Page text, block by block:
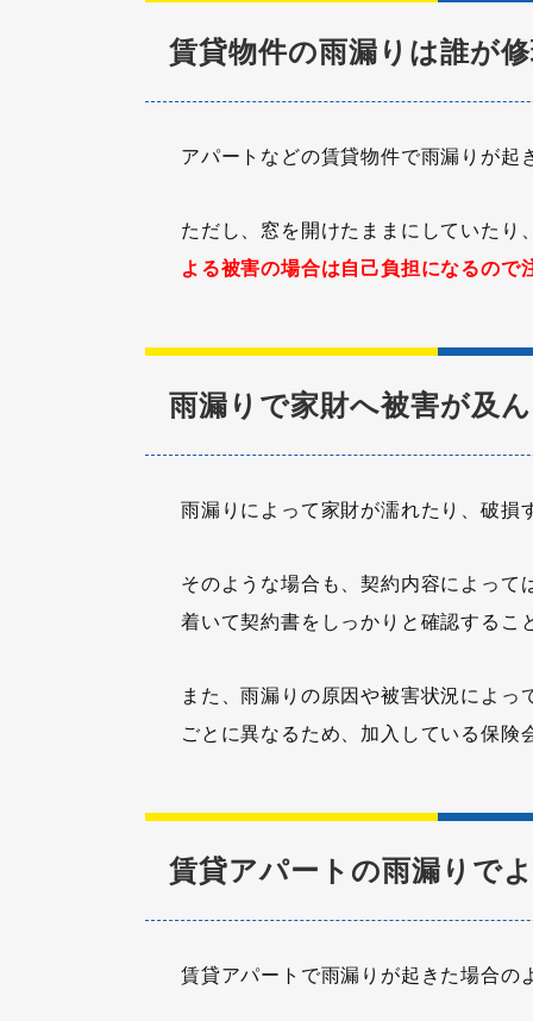
賃貸物件の雨漏りは誰が
アパートなどの賃貸物件で雨漏りが起
ただし、窓を開けたままにしていたり
よる被害の場合は自己負担になるので
雨漏りで家財へ被害が及
雨漏りによって家財が濡れたり、破損
そのような場合も、契約内容によって
着いて契約書をしっかりと確認するこ
また、雨漏りの原因や被害状況によ
ごとに異なるため、加入している保
賃貸アパートの雨漏りで
賃貸アパートで雨漏りが起きた場合の